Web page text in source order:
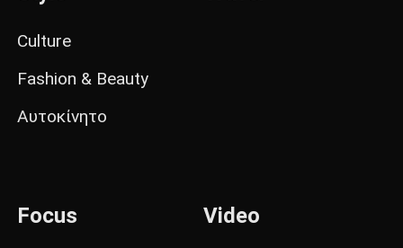
Culture
Fashion & Beauty
Αυτοκίνητο
Focus Video